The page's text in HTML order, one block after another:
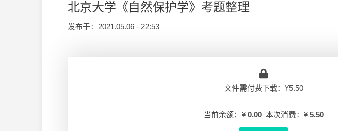
北京大学《自然保护学》考题整理
发布于： 2021.05.06 - 22:53
文件需付费下载：¥5.50
当前余额：¥ 0.00 本次消费：¥ 5.50